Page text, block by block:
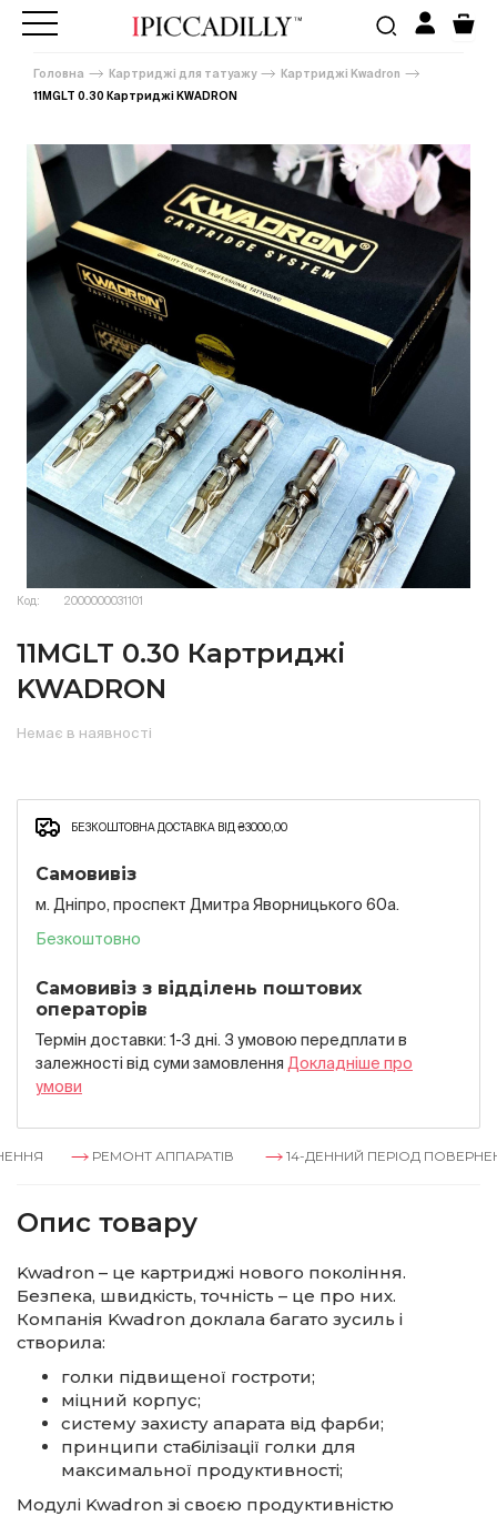
Головна Картриджі для татуажу
Картриджі Kwadron
11MGLT 0.30 Картриджі KWADRON
Код: 2000000031101
11MGLT 0.30 Картриджі
KWADRON
Немає в наявності
БЕЗКОШТОВНА ДОСТАВКА ВІД ₴3000,00
Самовивіз
м. Дніпро, проспект Дмитра Яворницького 60а.
Безкоштовно
Самовивіз з відділень поштових
операторів
Термін доставки: 1-3 дні. З умовою передплати в
залежностi вiд суми замовлення Докладнiше про
умови
РЕМОНТ АППАРАТІВ 14-ДЕННИЙ ПЕРІОД
Опис товару
Kwadron – це картриджі нового покоління.
Безпека, швидкість, точність – це про них.
Компанія Kwadron доклала багато зусиль і
створила:
голки підвищеної гостроти;
міцний корпус;
систему захисту апарата від фарби;
принципи стабілізації голки для
максимальної продуктивності;
Модулі Kwadron зі своєю продуктивністю